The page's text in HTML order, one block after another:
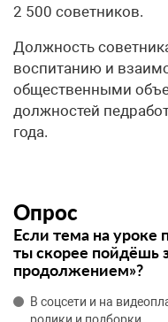
2 500 советников.
Должность
воспитанию и
общественными
должностей
года.
Опрос
Если тема на уроке
ты скорее пойдёшь
продолжением»?
В соцсети и на
ролики и подборки.